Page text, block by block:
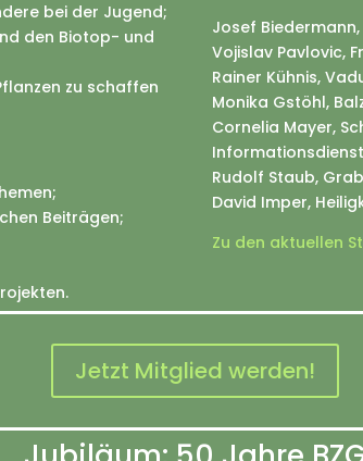
bei der Jugend;
den Biotop- und
zu schaffen
Beiträgen;
Josef
Vojislav Pavlovic,
Rainer Kühnis,
Monika Gstöhl,
Cornelia Mayer,
Rudolf Staub,
David Imper,
Zu den aktuellen
Jetzt Mitglied werden!